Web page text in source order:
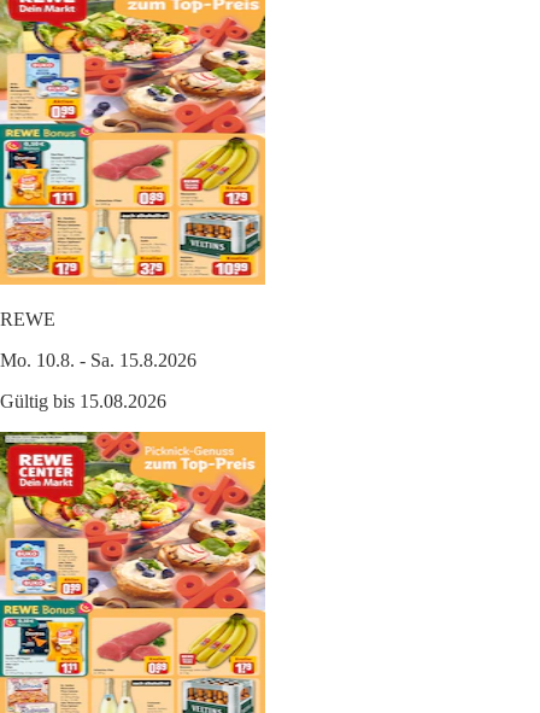
REWE
Mo. 10.8. - Sa. 15.8.2026
Gültig bis 15.08.2026